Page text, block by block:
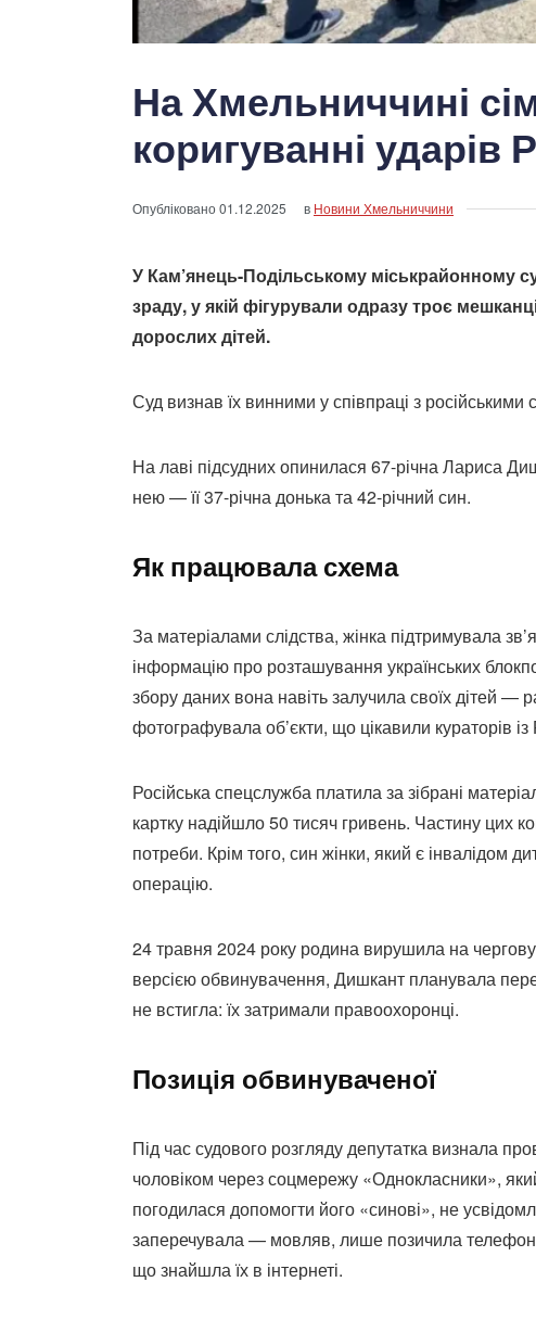
На Хмельниччині
коригуванні ударів
Опубліковано01.12.2025 в Новини Хмельниччини
У Кам’янець-Подільському міськрайонному
зраду, у якій фігурували одразу троє
дорослих дітей.
Суд визнав їх винними у співпраці з російськими
На лаві підсудних опинилася 67-річна Лариса
нею — її 37-річна донька та 42-річний син.
Як працювала схема
За матеріалами слідства, жінка підтримувала
інформацію про розташування українських
збору даних вона навіть залучила своїх дітей —
фотографувала об’єкти, що цікавили кураторів
Російська спецслужба платила за зібрані
картку надійшло 50 тисяч гривень. Частину цих
потреби. Крім того, син жінки, який є інвалідом
операцію.
24 травня 2024 року родина вирушила на
версією обвинувачення, Дишкант планувала
не встигла: їх затримали правоохоронці.
Позиція обвинуваченої
Під час судового розгляду депутатка визнала
чоловіком через соцмережу «Однокласники»,
погодилася допомогти його «синові», не
заперечувала — мовляв, лише позичила
що знайшла їх в інтернеті.